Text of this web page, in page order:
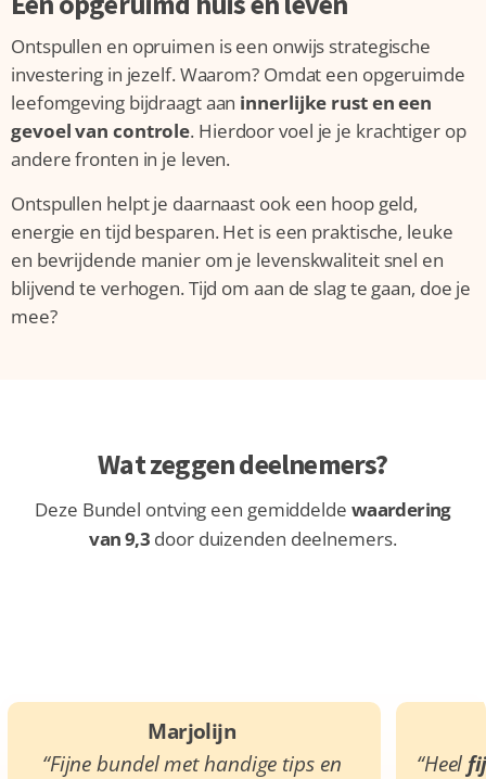
Ontspullen en opruimen is een onwijs strategische
investering in jezelf. Waarom? Omdat een opgeruimde
leefomgeving bijdraagt aan innerlijke rust en een
gevoel van controle. Hierdoor voel je je krachtiger op
andere fronten in je leven.
Ontspullen helpt je daarnaast ook een hoop geld,
energie en tijd besparen. Het is een praktische, leuke
en bevrijdende manier om je levenskwaliteit snel en
blijvend te verhogen. Tijd om aan de slag te gaan, doe je
mee?
Wat zeggen deelnemers?
Deze Bundel ontving een gemiddelde waardering
van 9,3 door duizenden deelnemers.
Marjolijn
“Fijne bundel met handige tips en
“Heel